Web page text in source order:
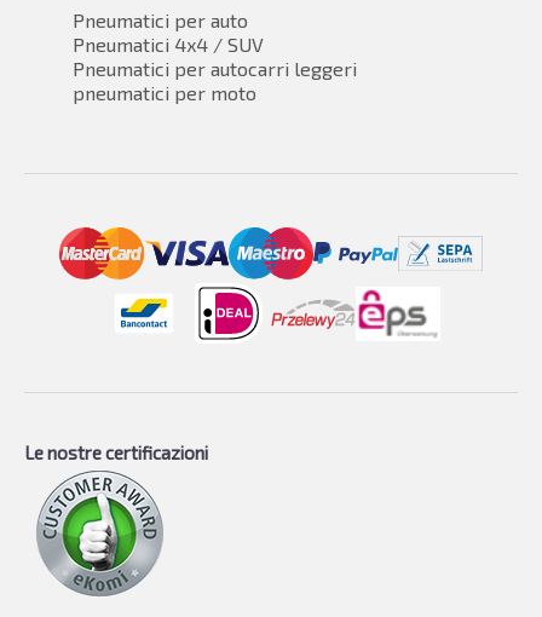
Pneumatici per auto
Pneumatici 4x4 / SUV
Pneumatici per autocarri leggeri
pneumatici per moto
Le nostre certificazioni